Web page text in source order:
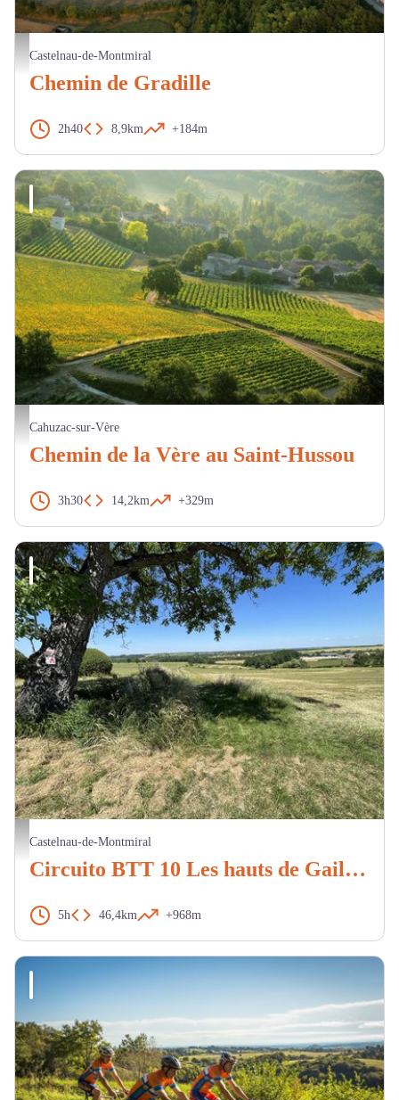
Vue aérienne de Castelnau de Montmiral - D. Viet
Castelnau-de-Montmiral
Chemin de Gradille
2h40 8,9km +184m
Vignobles - D.Viet
Cahuzac-sur-Vère
Chemin de la Vère au Saint-Hussou
3h30 14,2km +329m
Vue chemin autour de Cahuzac - BP
Castelnau-de-Montmiral
Circuito BTT 10 Les hauts de Gaillac noir
5h 46,4km +968m